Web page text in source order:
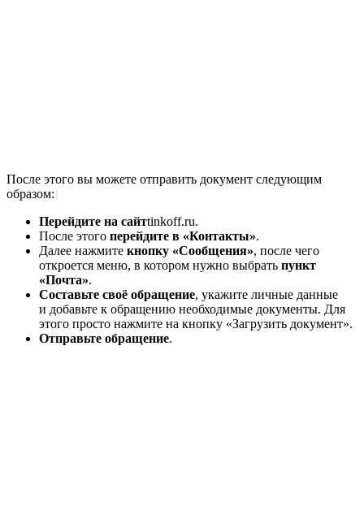
После этого вы можете отправить документ следующим
образом:
Перейдите на сайтtinkoff.ru.
После этого перейдите в «Контакты».
Далее нажмите кнопку «Сообщения», после чего
откроется меню, в котором нужно выбрать пункт
«Почта».
Составьте своё обращение, укажите личные данные
и добавьте к обращению необходимые документы. Для
этого просто нажмите на кнопку «Загрузить документ».
Отправьте обращение.